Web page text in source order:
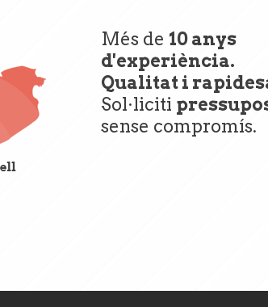
Més de 10 anys
d'experiència.
Qualitat i
Sol·liciti
sense compromís.